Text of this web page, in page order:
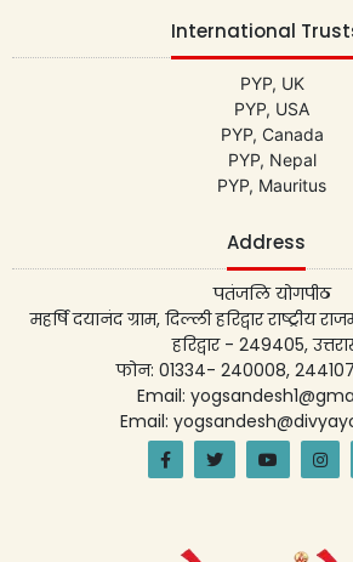
International
PYP, UK
PYP, USA
PYP, Canada
PYP, Nepal
PYP, Mauritus
Address
पतंजलि योगपीठ
महर्षि दयानंद ग्राम, दिल्ली हरिद्वार राष्ट्रीय
हरिद्वार - 249405,
फोन: 01334- 240008,
Email:
Email: